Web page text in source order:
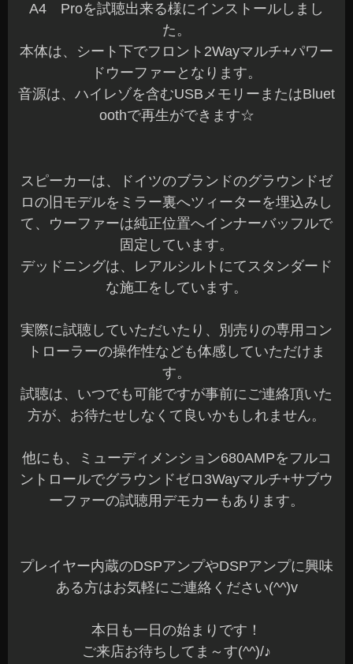
A4 Proを試聴出来る様にインストールしまし
た。
本体は、シート下でフロント2Wayマルチ+パワー
ドウーファーとなります。
音源は、ハイレゾを含むUSBメモリーまたはBluet
oothで再生ができます☆
スピーカーは、ドイツのブランドのグラウンドゼ
ロの旧モデルをミラー裏へツィーターを埋込みし
て、ウーファーは純正位置へインナーバッフルで
固定しています。
デッドニングは、レアルシルトにてスタンダード
な施工をしています。
実際に試聴していただいたり、別売りの専用コン
トローラーの操作性なども体感していただけま
す。
試聴は、いつでも可能ですが事前にご連絡頂いた
方が、お待たせしなくて良いかもしれません。
他にも、ミューディメンション680AMPをフルコ
ントロールでグラウンドゼロ3Wayマルチ+サブウ
ーファーの試聴用デモカーもあります。
プレイヤー内蔵のDSPアンプやDSPアンプに興味
ある方はお気軽にご連絡ください(^^)v
本日も一日の始まりです！
ご来店お待ちしてま～す(^^)/♪